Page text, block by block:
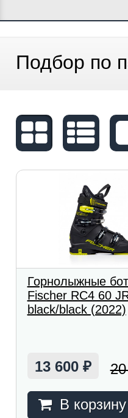
Подбор по
Горнолыжные
Fischer RC4 60
black/black (2022)
13 600 ₽
В корзину